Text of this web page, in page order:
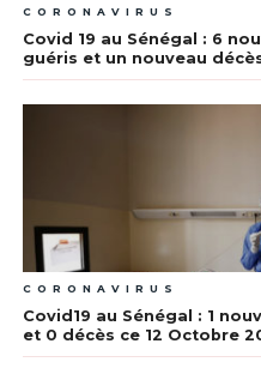
CORONAVIRUS
Covid 19 au Sénégal : 6
guéris et un nouveau
CORONAVIRUS
Covid19 au Sénégal : 1
et 0 décès ce 12 Octobre